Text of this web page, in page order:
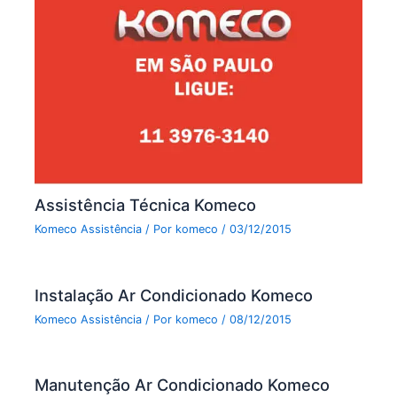
Assistência Técnica Komeco
Komeco Assistência / Por komeco/03/12/2015
Instalação Ar Condicionado Komeco
Komeco Assistência / Por komeco /08/12/2015
Manutenção Ar Condicionado Komeco